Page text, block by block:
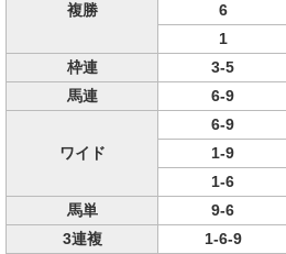
複勝
6
1
枠連
3-5
馬連
6-9
ワイド
6-9
1-9
1-6
馬単
9-6
3連複
1-6-9